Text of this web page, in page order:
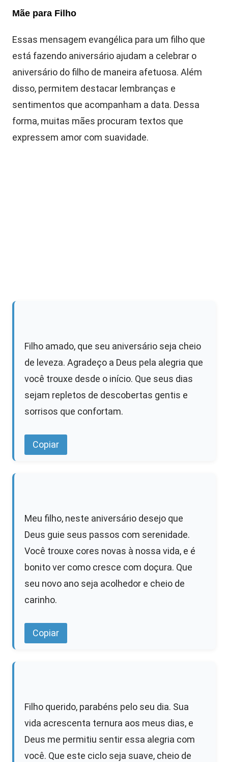
Mãe para Filho
Essas mensagem evangélica para um filho que
está fazendo aniversário ajudam a celebrar o
aniversário do filho de maneira afetuosa. Além
disso, permitem destacar lembranças e
sentimentos que acompanham a data. Dessa
forma, muitas mães procuram textos que
expressem amor com suavidade.
Filho amado, que seu aniversário seja cheio
de leveza. Agradeço a Deus pela alegria que
você trouxe desde o início. Que seus dias
sejam repletos de descobertas gentis e
sorrisos que confortam.
Copiar
Meu filho, neste aniversário desejo que
Deus guie seus passos com serenidade.
Você trouxe cores novas à nossa vida, e é
bonito ver como cresce com doçura. Que
seu novo ano seja acolhedor e cheio de
carinho.
Copiar
Filho querido, parabéns pelo seu dia. Sua
vida acrescenta ternura aos meus dias, e
Deus me permitiu sentir essa alegria com
você. Que este ciclo seja suave, cheio de